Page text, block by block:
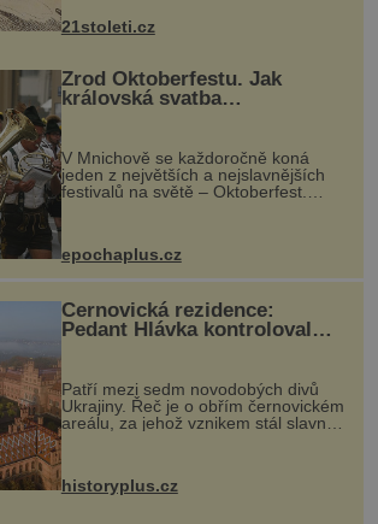
nohou, a způsobuje bole...
21stoleti.cz
Zrod Oktoberfestu. Jak
královská svatba
odstartovala největší pivní
festival světa
V Mnichově se každoročně koná
jeden z největších a nejslavnějších
festivalů na světě – Oktoberfest.
návštěvníků, kteří si vychutnávají
kultur...
epochaplus.cz
Černovická rezidence:
Pedant Hlávka kontroloval
Patří mezi sedm novodobých divů
Ukrajiny. Řeč je o obřím černovickém
areálu, za jehož vznikem stál slavný
český architekt Josef Hlávka. Ten si
na něm dal mimořádně záležet. Jeho
historyplus.cz